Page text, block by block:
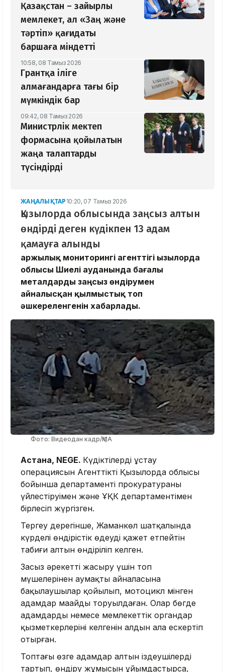
Қазақстан – зайырлы
мемлекет, ал «Заң және
тәртіп» қағидаты
баршаға міндетті
10:58, 08 Тамыз 2026
Грантқа іліге
алмағандарға тағы бір
мүмкіндік бар
09:42, 08 Тамыз 2026
Министрлік мектеп
формасына қойылатын
жаңа талаптарды
түсіндірді
ЖАҢАЛЫҚТАР 10:20, 07 Тамыз 2026
Қызылорда облысында заңсыз алтын
өндірді деген күдікпен 13 адам
қамауға алынды
Қаржылық мониторингі агенттігі Қызылорда
облысы Шиелі ауданында бағалы
металдарды заңсыз өндірумен
айналысқан қылмыстық топ
әшкереленгенін хабарлады.
Фото: Видеодан кадр/ҚМА
Астана, NEGE. Күдіктілерді ұстау
операциясын Агенттіктің Қызылорда облысы
бойынша департаменті прокуратураның
үйлестіруімен және ҰҚК департаментімен
бірлесіп жүргізген.
Тергеу дерегінше, Жаманкөл шатқалында
күрделі өндірістік өңдеуді қажет етпейтін
табиғи алтын өндіріліп келген.
Заңсыз әрекетті жасыру үшін топ
мүшелерінен аумақтың айналасына
бақылаушылар қойылып, мотоцикл мінген
адамдар маңайды торуылдаған. Олар бөгде
адамдардың немесе мемлекеттік органдар
қызметкерлерінің келгенін алдын ала ескертіп
отырған.
Топтағы өзге адамдар алтын іздеушілерді
тартып, өндіру жұмысын ұйымдастырса,